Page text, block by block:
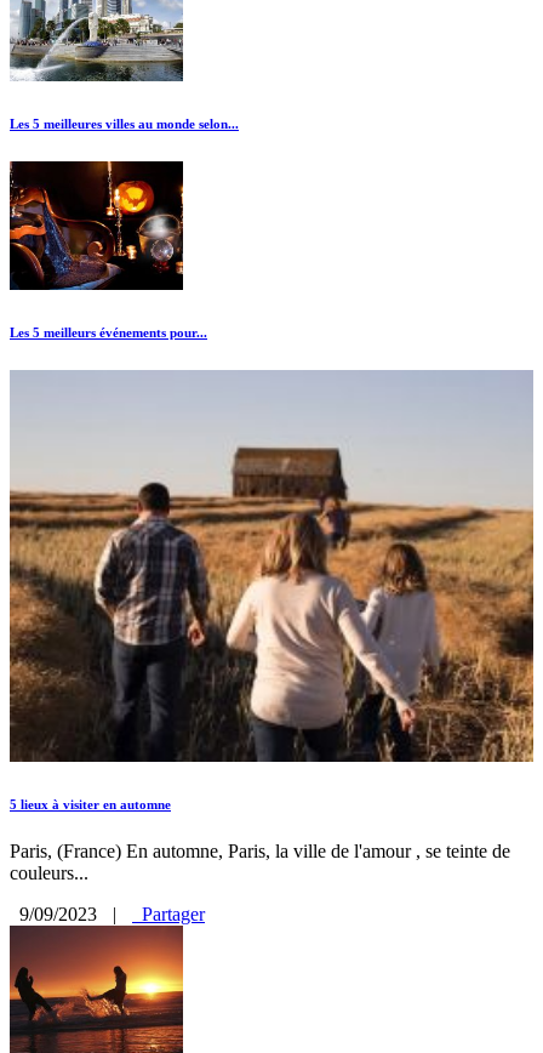
Les 5 meilleures villes au monde selon...
Les 5 meilleurs événements pour...
5 lieux à visiter en automne
Paris, (France) En automne, Paris, la ville de l'amour , se teinte de
couleurs...
9/09/2023
Partager